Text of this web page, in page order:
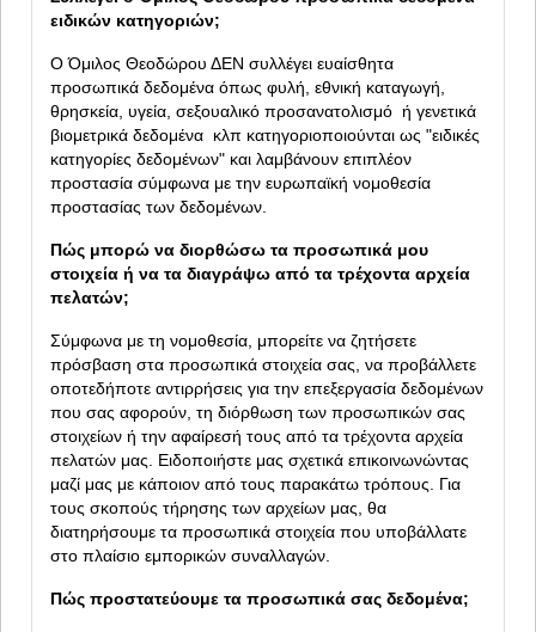
ειδικών κατηγοριών;
Ο Όμιλος Θεοδώρου ΔΕΝ συλλέγει ευαίσθητα
προσωπικά δεδομένα όπως φυλή, εθνική καταγωγή,
θρησκεία, υγεία, σεξουαλικό προσανατολισμό ή γενετικά
βιομετρικά δεδομένα κλπ κατηγοριοποιούνται ως "ειδικές
κατηγορίες δεδομένων" και λαμβάνουν επιπλέον
προστασία σύμφωνα με την ευρωπαϊκή νομοθεσία
προστασίας των δεδομένων.
Πώς μπορώ να διορθώσω τα προσωπικά μου
στοιχεία ή να τα διαγράψω από τα τρέχοντα αρχεία
πελατών;
Σύμφωνα με τη νομοθεσία, μπορείτε να ζητήσετε
πρόσβαση στα προσωπικά στοιχεία σας, να προβάλλετε
οποτεδήποτε αντιρρήσεις για την επεξεργασία δεδομένων
που σας αφορούν, τη διόρθωση των προσωπικών σας
στοιχείων ή την αφαίρεσή τους από τα τρέχοντα αρχεία
πελατών μας. Ειδοποιήστε μας σχετικά επικοινωνώντας
μαζί μας με κάποιον από τους παρακάτω τρόπους. Για
τους σκοπούς τήρησης των αρχείων μας, θα
διατηρήσουμε τα προσωπικά στοιχεία που υποβάλλατε
στο πλαίσιο εμπορικών συναλλαγών.
Πώς προστατεύουμε τα προσωπικά σας δεδομένα;